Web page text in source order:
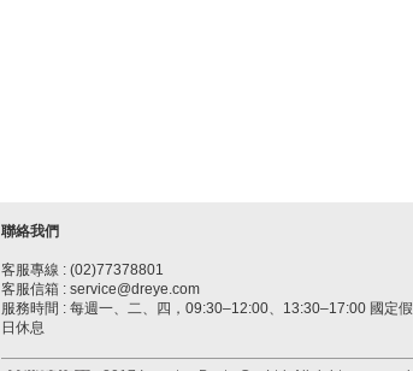
聯絡我們
客服專線 : (02)77378801
客服信箱 : service@dreye.com
服務時間 : 每週一、二、四，09:30–12:00、13:30–17:00 國定假
日休息